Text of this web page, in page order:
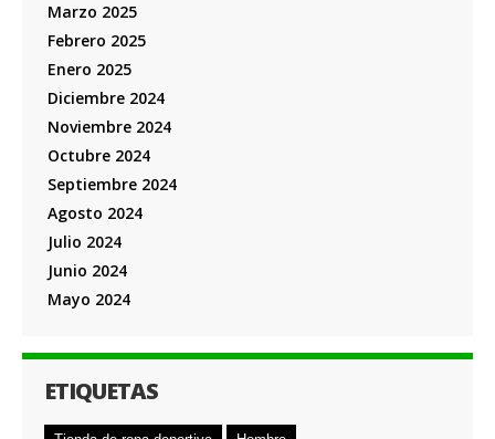
Marzo 2025
Febrero 2025
Enero 2025
Diciembre 2024
Noviembre 2024
Octubre 2024
Septiembre 2024
Agosto 2024
Julio 2024
Junio 2024
Mayo 2024
ETIQUETAS